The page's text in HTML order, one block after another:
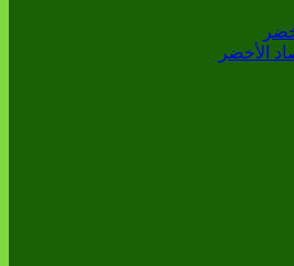
الأخضر